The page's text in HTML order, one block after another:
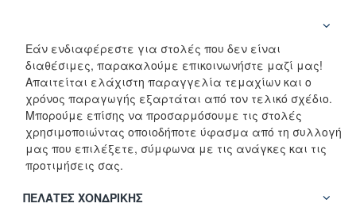
Εάν ενδιαφέρεστε για στολές που δεν είναι
διαθέσιμες, παρακαλούμε επικοινωνήστε μαζί μας!
Απαιτείται ελάχιστη παραγγελία τεμαχίων και ο
χρόνος παραγωγής εξαρτάται από τον τελικό σχέδιο.
Μπορούμε επίσης να προσαρμόσουμε τις στολές
χρησιμοποιώντας οποιοδήποτε ύφασμα από τη συλλογή
μας που επιλέξετε, σύμφωνα με τις ανάγκες και τις
προτιμήσεις σας.
ΠΕΛΆΤΕΣ ΧΟΝΔΡΙΚΉΣ